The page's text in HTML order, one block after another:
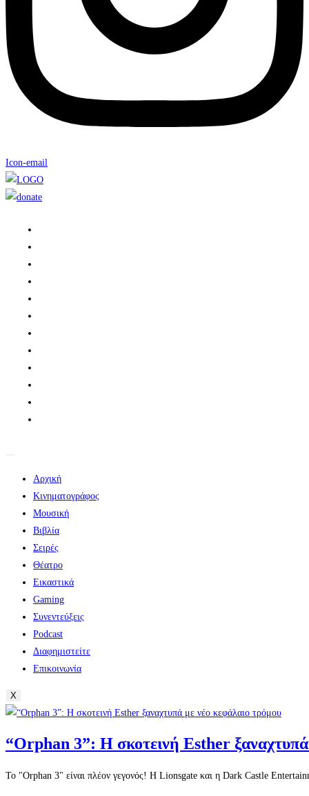
Icon-email
Αρχική
Κινηματογράφος
Μουσική
Βιβλία
Σειρές
Θέατρο
Εικαστικά
Gaming
Συνεντεύξεις
Podcast
Διαφημιστείτε
Επικοινωνία
X
“Orphan 3”: Η σκοτεινή Esther
Το "Orphan 3" είναι πλέον γεγονός! Η Lionsgate και η Dark Castle